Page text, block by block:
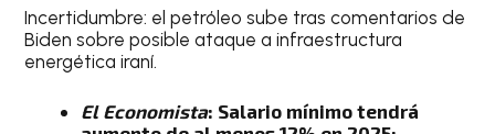
Incertidumbre: el petróleo sube tras comentarios de
Biden sobre posible ataque a infraestructura
energética iraní.
El Economista: Salario mínimo tendrá